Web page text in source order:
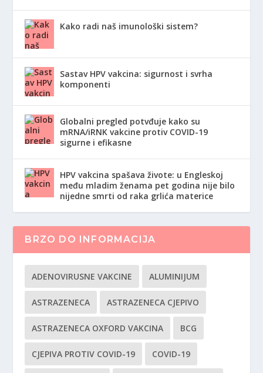
Kako radi naš imunološki sistem?
Sastav HPV vakcina: sigurnost i svrha
komponenti
Globalni pregled potvđuje kako su
mRNA/iRNK vakcine protiv COVID-19
sigurne i efikasne
HPV vakcina spašava živote: u Engleskoj
među mladim ženama pet godina nije bilo
nijedne smrti od raka grlića materice
BRZO DO INFORMACIJA
ADENOVIRUSNE VAKCINE ALUMINIJUM
ASTRAZENECA ASTRAZENECA CJEPIVO
ASTRAZENECA OXFORD VAKCINA BCG
CJEPIVA PROTIV COVID-19 COVID-19